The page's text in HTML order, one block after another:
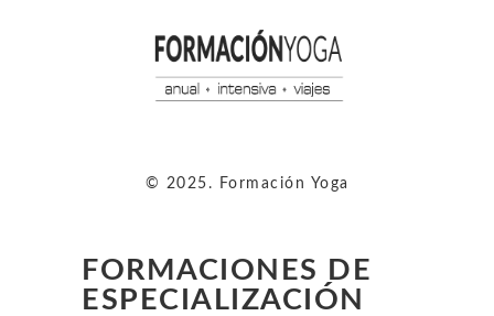
© 2025. Formación Yoga
FORMACIONES DE
ESPECIALIZACIÓN